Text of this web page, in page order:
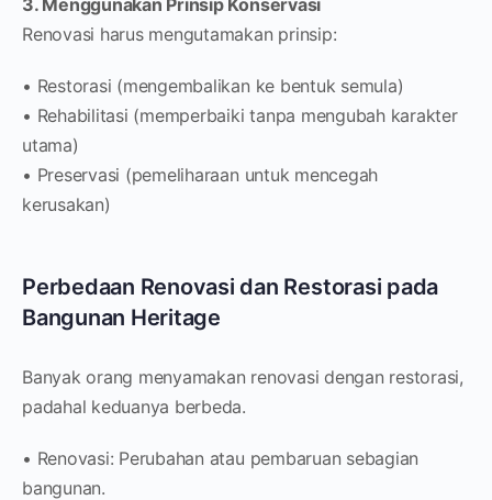
Renovasi harus mengutamakan prinsip:
• Restorasi (mengembalikan ke bentuk semula)
• Rehabilitasi (memperbaiki tanpa mengubah karakter
utama)
• Preservasi (pemeliharaan untuk mencegah
kerusakan)
Perbedaan Renovasi dan Restorasi pada
Bangunan Heritage
Banyak orang menyamakan renovasi dengan restorasi,
padahal keduanya berbeda.
• Renovasi: Perubahan atau pembaruan sebagian
bangunan.